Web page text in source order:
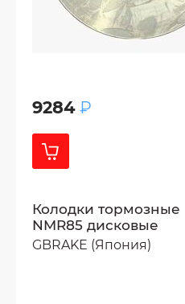
9284 ₽
Колодки тормозные
NMR85 дисковые
GBRAKE (Япония)